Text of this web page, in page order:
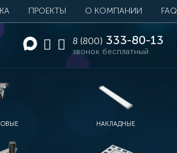
ПРОЕКТЫ О КОМПАНИИ FAQ
8 (800)333-80-13
звонок бесплатный
НАКЛАДНЫЕ